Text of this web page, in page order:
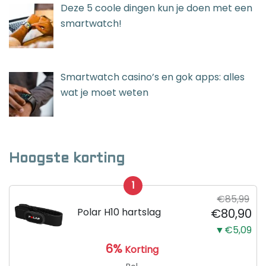
Deze 5 coole dingen kun je doen met een
smartwatch!
Smartwatch casino’s en gok apps: alles
wat je moet weten
Hoogste korting
1
Polar H10 hartslag
€85,99
€80,90
▼€5,09
6% Korting